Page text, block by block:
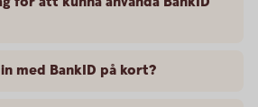
med BankID på kort?